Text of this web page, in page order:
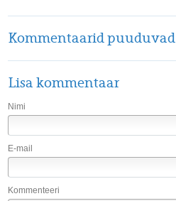
Kommentaarid puuduvad
Lisa kommentaar
Nimi
E-mail
Kommenteeri